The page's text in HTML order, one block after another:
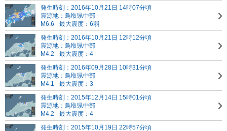
発生時刻：2016年10月21日 14時07分頃
震源地：鳥取県中部
M6.6
最大震度：6弱
発生時刻：2016年10月21日 12時12分頃
震源地：鳥取県中部
M4.2
最大震度：4
発生時刻：2016年09月28日 10時31分頃
震源地：鳥取県中部
M4.1
最大震度：3
発生時刻：2015年12月14日 15時01分頃
震源地：鳥取県中部
M4.2
最大震度：4
発生時刻：2015年10月19日 22時57分頃